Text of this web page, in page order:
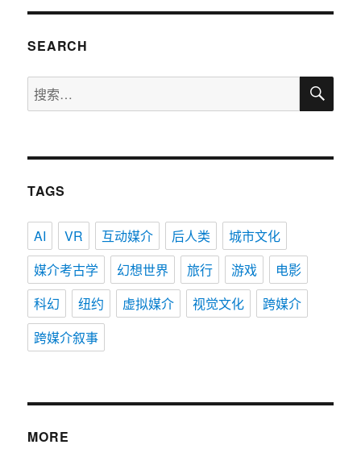
SEARCH
搜
索：
搜
TAGS
AI VR 互动媒介 后人类
城市文化
媒介考古学
幻想世界 旅行 游戏
电影
科幻
纽约 虚拟媒介 视觉文化
跨媒介
跨媒介叙事
MORE